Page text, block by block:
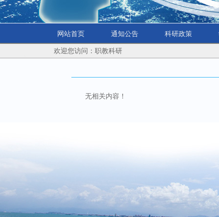
网站首页 通知公告 科研政策
欢迎您访问：职教科研
无相关内容！